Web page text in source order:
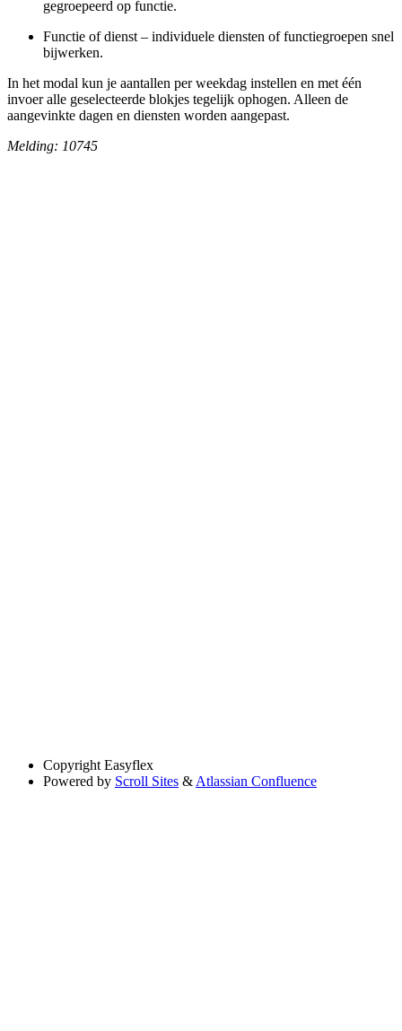
gegroepeerd op functie.
Functie of dienst – individuele diensten of functiegroepen snel
bijwerken.
In het modal kun je aantallen per weekdag instellen en met één
invoer alle geselecteerde blokjes tegelijk ophogen. Alleen de
aangevinkte dagen en diensten worden aangepast.
Melding: 10745
Copyright Easyflex
Powered by Scroll Sites & Atlassian Confluence